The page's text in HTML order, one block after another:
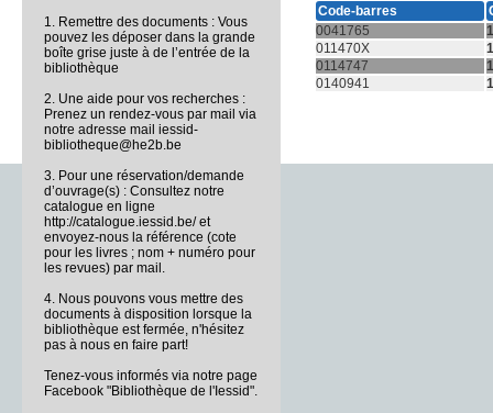
Code-barres
0041765
011470X
0114747
0140941
1. Remettre des documents : Vous
pouvez les déposer dans la grande
boîte grise juste à de l’entrée de la
bibliothèque
2. Une aide pour vos recherches :
Prenez un rendez-vous par mail via
notre adresse mail iessid-
bibliotheque@he2b.be
3. Pour une réservation/demande
d’ouvrage(s) : Consultez notre
catalogue en ligne
http://catalogue.iessid.be/ et
envoyez-nous la référence (cote
pour les livres ; nom + numéro pour
les revues) par mail.
4. Nous pouvons vous mettre des
documents à disposition lorsque la
bibliothèque est fermée, n'hésitez
pas à nous en faire part!
Tenez-vous informés via notre page
Facebook "Bibliothèque de l'Iessid".